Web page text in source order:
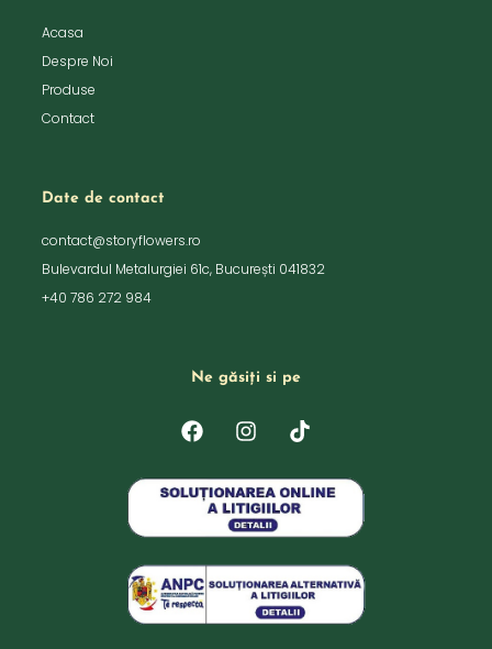
Acasa
Despre Noi
Produse
Contact
Date de contact
contact@storyflowers.ro
Bulevardul Metalurgiei 61c, București 041832
+40 786 272 984
Ne găsiți si pe
F
a
e
b
o
k
I
n
t
a
g
a
m
T
i
t
o
k